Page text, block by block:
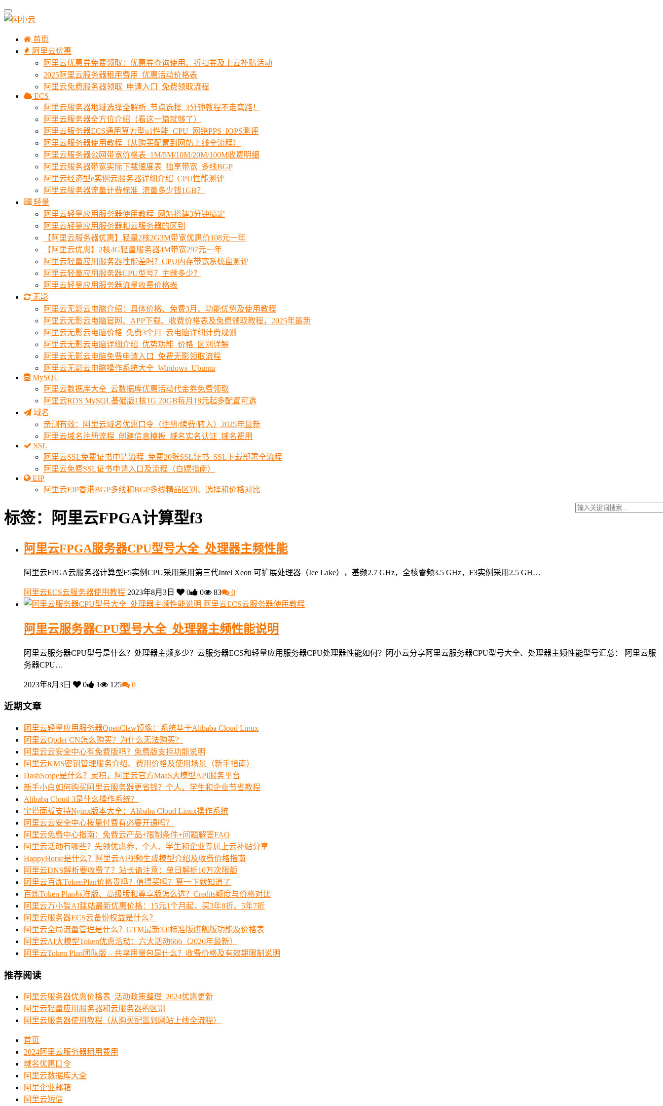
首页
阿里云优惠
阿里云优惠券免费领取：优惠券查询使用、折扣券及上云补贴活动
2025阿里云服务器租用费用_优惠活动价格表
阿里云免费服务器领取_申请入口_免费领取流程
ECS
阿里云服务器地域选择全解析_节点选择_3分钟教程不走弯路！
阿里云服务器全方位介绍（看这一篇就够了）
阿里云服务器ECS通用算力型u1性能_CPU_网络PPS_IOPS测评
阿里云服务器使用教程（从购买配置到网站上线全流程）
阿里云服务器公网带宽价格表_1M/5M/10M/20M/100M收费明细
阿里云服务器带宽实际下载速度表_独享带宽_多线BGP
阿里云经济型e实例云服务器详细介绍_CPU性能测评
阿里云服务器流量计费标准_流量多少钱1GB？
轻量
阿里云轻量应用服务器使用教程_网站搭建3分钟搞定
阿里云轻量应用服务器和云服务器的区别
【阿里云服务器优惠】轻量2核2G3M带宽优惠价108元一年
【阿里云优惠】2核4G轻量服务器4M带宽297元一年
阿里云轻量应用服务器性能差吗？CPU内存带宽系统盘测评
阿里云轻量应用服务器CPU型号？主频多少？
阿里云轻量应用服务器流量收费价格表
无影
阿里云无影云电脑介绍：具体价格、免费3月、功能优势及使用教程
阿里云无影云电脑官网、APP下载、收费价格表及免费领取教程，2025年最新
阿里云无影云电脑价格_免费3个月_云电脑详细计费规则
阿里云无影云电脑详细介绍_优势功能_价格_区别详解
阿里云无影云电脑免费申请入口_免费无影领取流程
阿里云无影云电脑操作系统大全_Windows_Ubuntu
MySQL
阿里云数据库大全_云数据库优惠活动代金券免费领取
阿里云RDS MySQL基础版1核1G 20GB每月18元起多配置可选
域名
亲测有效：阿里云域名优惠口令（注册/续费/转入）2025年最新
阿里云域名注册流程_创建信息模板_域名实名认证_域名费用
SSL
阿里云SSL免费证书申请流程_免费20张SSL证书_SSL下载部署全流程
阿里云免费SSL证书申请入口及流程（白嫖指南）
EIP
阿里云EIP香港BGP多线和BGP多线精品区别、选择和价格对比
标签：阿里云FPGA计算型f3
阿里云FPGA服务器CPU型号大全_处理器主频性能
阿里云FPGA云服务器计算型F5实例CPU采用采用第三代Intel Xeon 可扩展处理器（Ice Lake），基频2.7 GHz，全核睿频3.5 GHz，F3实例采用2.5 GH…
阿里云ECS云服务器使用教程 2023年8月3日 0 0 83
0
阿里云ECS云服务器使用教程
阿里云服务器CPU型号大全_处理器主频性能说明
阿里云服务器CPU型号是什么？处理器主频多少？云服务器ECS和轻量应用服务器CPU处理器性能如何？阿小云分享阿里云服务器CPU型号大全、处理器主频性能型号汇总： 阿里云服
务器CPU…
2023年8月3日 0 1 125 0
近期文章
阿里云轻量应用服务器OpenClaw镜像：系统基于Alibaba Cloud Linux
阿里云Qoder CN怎么购买？为什么无法购买？
阿里云云安全中心有免费版吗？免费版支持功能说明
阿里云KMS密钥管理服务介绍、费用价格及使用场景（新手指南）
DashScope是什么？灵积，阿里云官方MaaS大模型API服务平台
新手小白如何购买阿里云服务器更省钱？个人、学生和企业节省教程
Alibaba Cloud 3是什么操作系统？
宝塔面板支持Nginx版本大全：Alibaba Cloud Linux操作系统
阿里云云安全中心按量付费有必要开通吗？
阿里云免费中心指南：免费云产品+限制条件+问题解答FAQ
阿里云活动有哪些？先领优惠券，个人、学生和企业专属上云补贴分享
HappyHorse是什么？阿里云AI视频生成模型介绍及收费价格指南
阿里云DNS解析要收费了？站长请注意：单日解析10万次限额
阿里云百炼TokenPlan价格贵吗？值得买吗？算一下就知道了
百炼Token Plan标准版、高级版和尊享版怎么选？Credits额度与价格对比
阿里云万小智AI建站最新优惠价格：15元1个月起，买3年8折、5年7折
阿里云服务器ECS云备份权益是什么？
阿里云全局流量管理是什么？GTM最新3.0标准版旗舰版功能及价格表
阿里云AI大模型Token优惠活动：六大活动666（2026年最新）
阿里云Token Plan团队版 – 共享用量包是什么？收费价格及有效期限制说明
推荐阅读
阿里云服务器优惠价格表_活动政策整理_2024优惠更新
阿里云轻量应用服务器和云服务器的区别
阿里云服务器使用教程（从购买配置到网站上线全流程）
首页
2024阿里云服务器租用费用
域名优惠口令
阿里云数据库大全
阿里企业邮箱
阿里云短信